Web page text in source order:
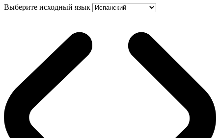
Выберите исходный язык